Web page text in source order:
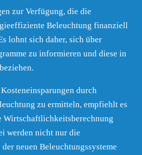
zur Verfügung, die die
Beleuchtung finanziell
lohnt sich daher, sich über
zu informieren und diese in
durch
zu ermitteln, empfiehlt es
Wirtschaftlichkeitsberechnung
werden nicht nur die
neuen Beleuchtungssysteme